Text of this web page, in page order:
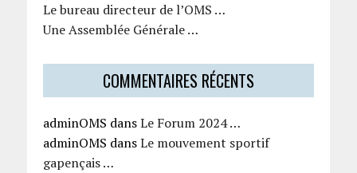
Le bureau directeur de l’OMS …
Une Assemblée Générale …
COMMENTAIRES RÉCENTS
adminOMS dansLe Forum 2024 …
adminOMS dansLe mouvement sportif
gapençais …